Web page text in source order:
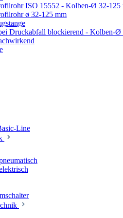
ISO 15552 - Kolben-Ø 32-125
ø 32-125 mm
Druckabfall blockierend - Kolben-Ø
Line